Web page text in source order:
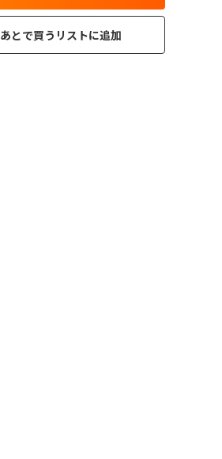
あとで買うリストに追加